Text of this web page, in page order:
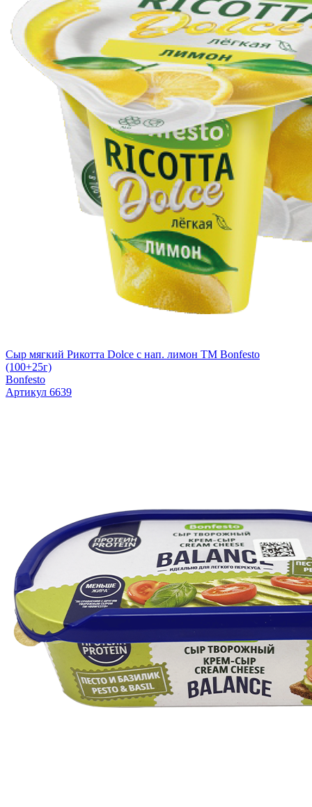
Сыр мягкий Рикотта Dolce с нап. лимон TM Bonfesto
(100+25г)
Bonfesto
Артикул 6639